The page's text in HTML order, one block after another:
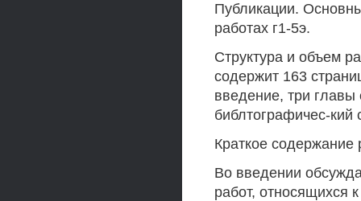
Публикации.
работах г1-5э.
Структура и объем
содержит 163
введение, три
библтографичес-
Краткое содержание
Во введении
работ, относящихся